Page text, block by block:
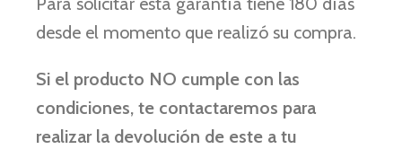
desde el momento que realizó su compra.
Si el producto NO cumple con las
condiciones, te contactaremos para
realizar la devolución de este a tu